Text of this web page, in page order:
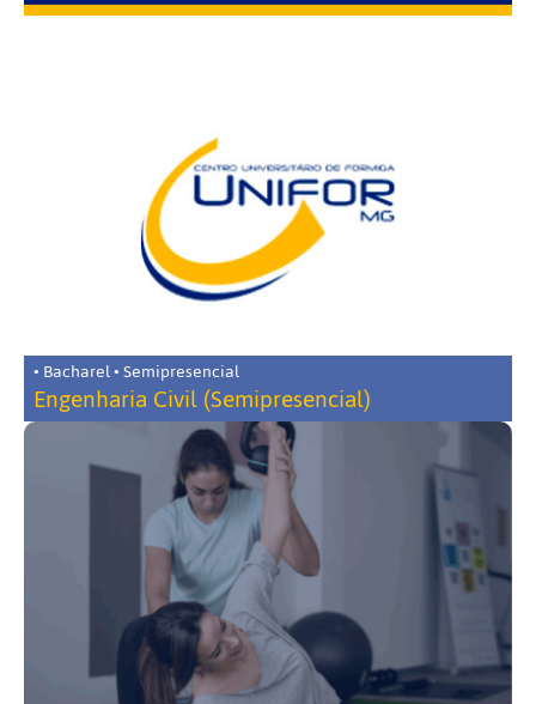
• Bacharel • Semipresencial
Engenharia Civil (Semipresencial)